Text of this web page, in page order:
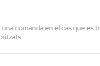
comanda en el cas que es